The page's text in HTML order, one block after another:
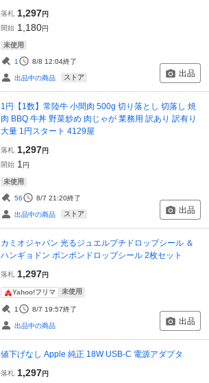
落札 1,297円
開始 1,180円
未使用
1 8/8 12:04終了
出品中の商品 ストア 出品
1円【1数】常陸牛 小間肉 500g 切り落とし 切落し 焼
肉 BBQ 牛丼 野菜炒め 肉じゃが 業務用 訳あり 訳有り
大量 1円スタート 4129屋
落札 1,297円
開始 1 円
未使用
56 8/7 21:20終了
出品中の商品 ストア 出品
カミオジャパン 光るジュエルプチドロップシール ＆
ハンギョドン ボンボンドロップシール 2枚セット
落札 1,297円
Yahoo!フリマ 未使用
1 8/7 19:57終了
出品中の商品 出品
値下げなし Apple 純正 18W USB-C 電源アダプタ
落札 1,297円